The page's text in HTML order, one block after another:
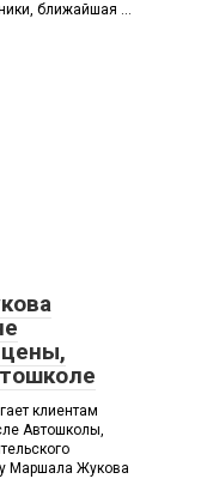
ближайшая ...
клиентам
Автошколы,
Маршала Жукова